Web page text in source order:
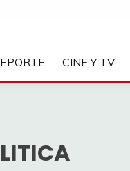
CINE Y TV